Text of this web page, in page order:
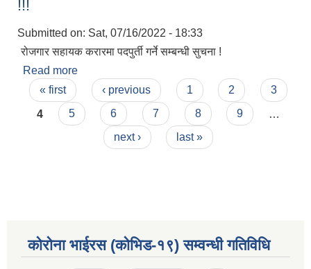
!!!
Submitted on: Sat, 07/16/2022 - 18:33
रोजगार सहायक करारमा पदपुर्ती गर्ने सम्बन्धी सुचना !
Read more
Pages
« first ‹ previous 1 2
3
4
5 6 7 8 9
next ›
last »
कोरोना भाईरस (कोभिड-१९) सम्वन्धी गतिविधि